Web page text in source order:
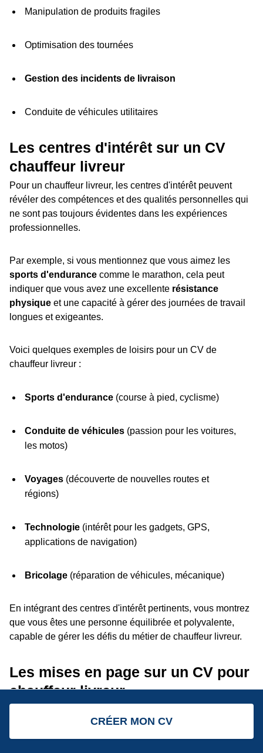
Manipulation de produits fragiles
Optimisation des tournées
Gestion des incidents de livraison
Conduite de véhicules utilitaires
Les centres d'intérêt sur un CV
chauffeur livreur
Pour un chauffeur livreur, les centres d'intérêt peuvent
révéler des compétences et des qualités personnelles qui
ne sont pas toujours évidentes dans les expériences
professionnelles.
Par exemple, si vous mentionnez que vous aimez les
sports d'endurance comme le marathon, cela peut
indiquer que vous avez une excellente résistance
physique et une capacité à gérer des journées de travail
longues et exigeantes.
Voici quelques exemples de loisirs pour un CV de
chauffeur livreur :
Sports d'endurance(course à pied, cyclisme)
Conduite de véhicules(passion pour les voitures,
les motos)
Voyages(découverte de nouvelles routes et
régions)
Technologie(intérêt pour les gadgets, GPS,
applications de navigation)
Bricolage(réparation de véhicules, mécanique)
En intégrant des centres d'intérêt pertinents, vous montrez
que vous êtes une personne équilibrée et polyvalente,
capable de gérer les défis du métier de chauffeur livreur.
Les mises en page sur un CV pour
chauffeur livreur
un emploi. En effet, une mise en page rebutante vous verra
attribuer un refus systématique de la part des recruteurs.
CRÉER MON CV